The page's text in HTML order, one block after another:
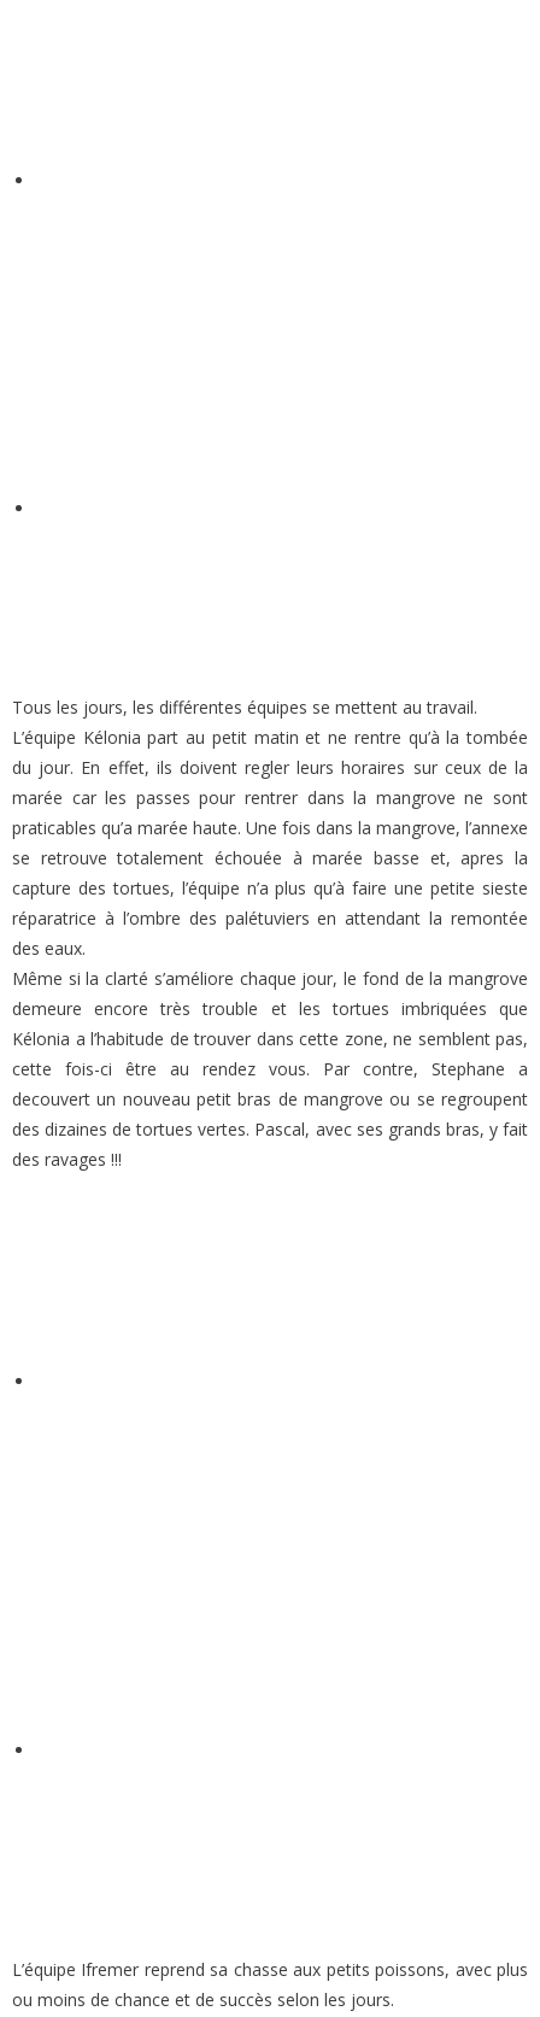
Tous les jours, les différentes équipes se mettent au travail.
L’équipe Kélonia part au petit matin et ne rentre qu’à la tombée
du jour. En effet, ils doivent regler leurs horaires sur ceux de la
marée car les passes pour rentrer dans la mangrove ne sont
praticables qu’a marée haute. Une fois dans la mangrove, l’annexe
se retrouve totalement échouée à marée basse et, apres la
capture des tortues, l’équipe n’a plus qu’à faire une petite sieste
réparatrice à l’ombre des palétuviers en attendant la remontée
des eaux.
Même si la clarté s’améliore chaque jour, le fond de la mangrove
demeure encore très trouble et les tortues imbriquées que
Kélonia a l’habitude de trouver dans cette zone, ne semblent pas,
cette fois-ci être au rendez vous. Par contre, Stephane a
decouvert un nouveau petit bras de mangrove ou se regroupent
des dizaines de tortues vertes. Pascal, avec ses grands bras, y fait
des ravages !!!
L’équipe Ifremer reprend sa chasse aux petits poissons, avec plus
ou moins de chance et de succès selon les jours.